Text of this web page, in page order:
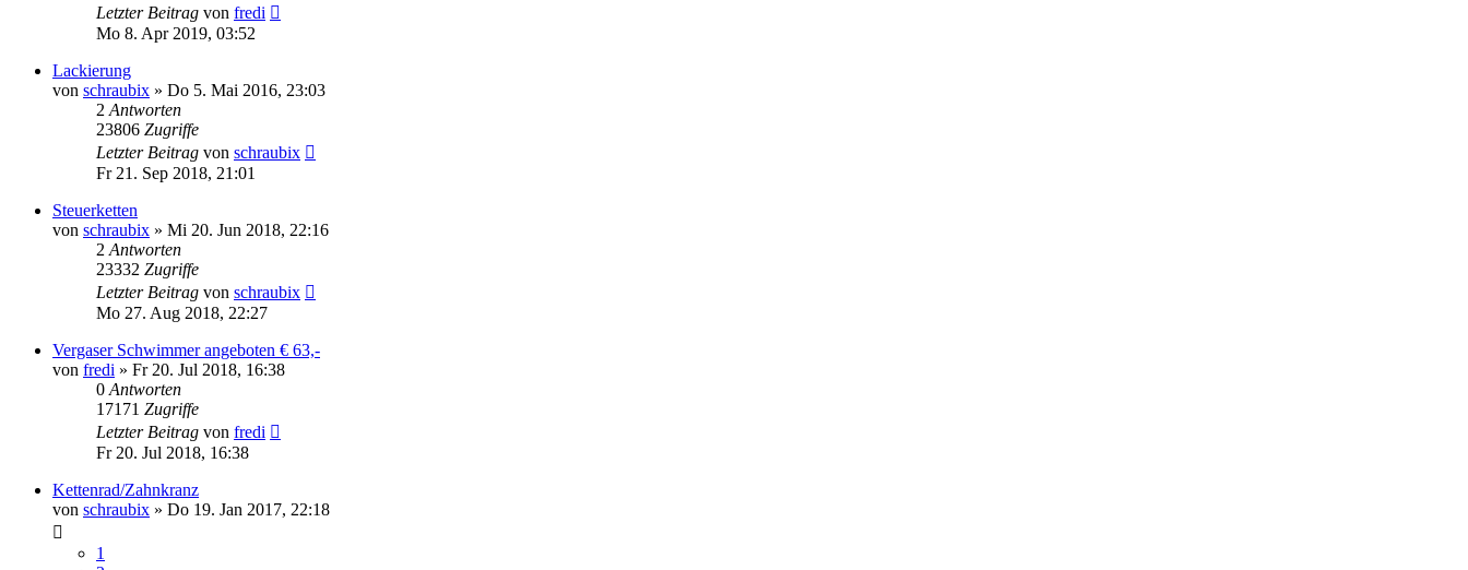
Letzter Beitrag von fredi
Mo 8. Apr 2019, 03:52
Lackierung
von schraubix » Do 5. Mai 2016, 23:03
2 Antworten
23806 Zugriffe
Letzter Beitrag von schraubix
Fr 21. Sep 2018, 21:01
Steuerketten
von schraubix » Mi 20. Jun 2018, 22:16
2 Antworten
23332 Zugriffe
Letzter Beitrag von schraubix
Mo 27. Aug 2018, 22:27
Vergaser Schwimmer angeboten € 63,-
von fredi » Fr 20. Jul 2018, 16:38
0 Antworten
17171 Zugriffe
Letzter Beitrag von fredi
Fr 20. Jul 2018, 16:38
Kettenrad/Zahnkranz
von schraubix » Do 19. Jan 2017, 22:18
1